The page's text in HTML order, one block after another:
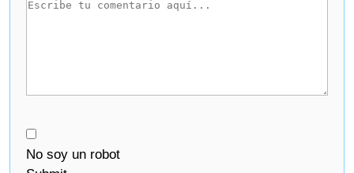
No soy un robot